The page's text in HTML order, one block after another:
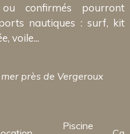
confirmés pourront
nautiques : surf, kit
voile...
près de Vergeroux
Piscine